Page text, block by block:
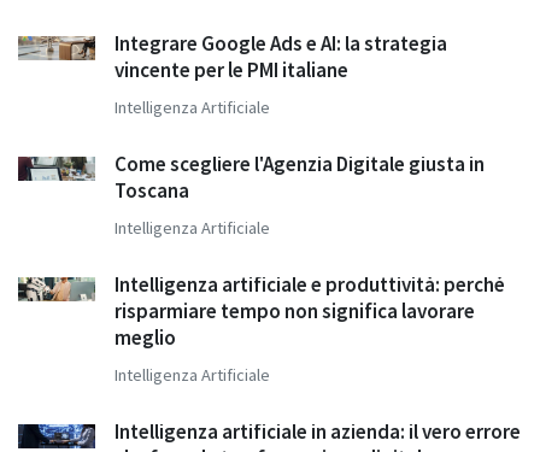
Integrare Google Ads e AI: la strategia
vincente per le PMI italiane
Intelligenza Artificiale
Come scegliere l'Agenzia Digitale giusta in
Toscana
Intelligenza Artificiale
Intelligenza artificiale e produttività: perché
risparmiare tempo non significa lavorare
meglio
Intelligenza Artificiale
Intelligenza artificiale in azienda: il vero errore